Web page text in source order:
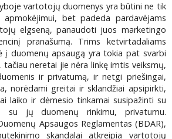
vartotojų duomenys yra būtini ne tik
bet padeda pardavėjams
elgseną, panaudoti juos marketingo
pranašumą. Trims ketvirtadaliams
į duomenų apsaugą yra tokia pat svarbi
tačiau neretai jie nėra linkę imtis veiksmų,
ir privatumą, ir netgi priešingai,
norėdami greitai ir sklandžiai apsipirkti,
laiko ir dėmesio tinkamai susipažinti su
su jų duomenų rinkimu, privatumu.
Apsaugos Reglamentas (BDAR),
skandalai atkreipia vartotojų